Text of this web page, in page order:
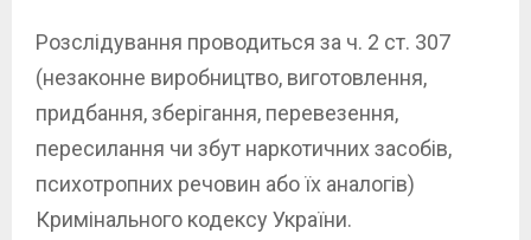
Розслідування проводиться за ч. 2 ст. 307
(незаконне виробництво, виготовлення,
придбання, зберігання, перевезення,
пересилання чи збут наркотичних засобів,
психотропних речовин або їх аналогів)
Кримінального кодексу України.